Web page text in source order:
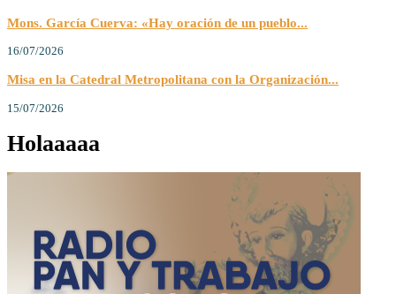
Mons. García Cuerva: «Hay oración de un pueblo...
16/07/2026
Misa en la Catedral Metropolitana con la Organización...
15/07/2026
Holaaaaa